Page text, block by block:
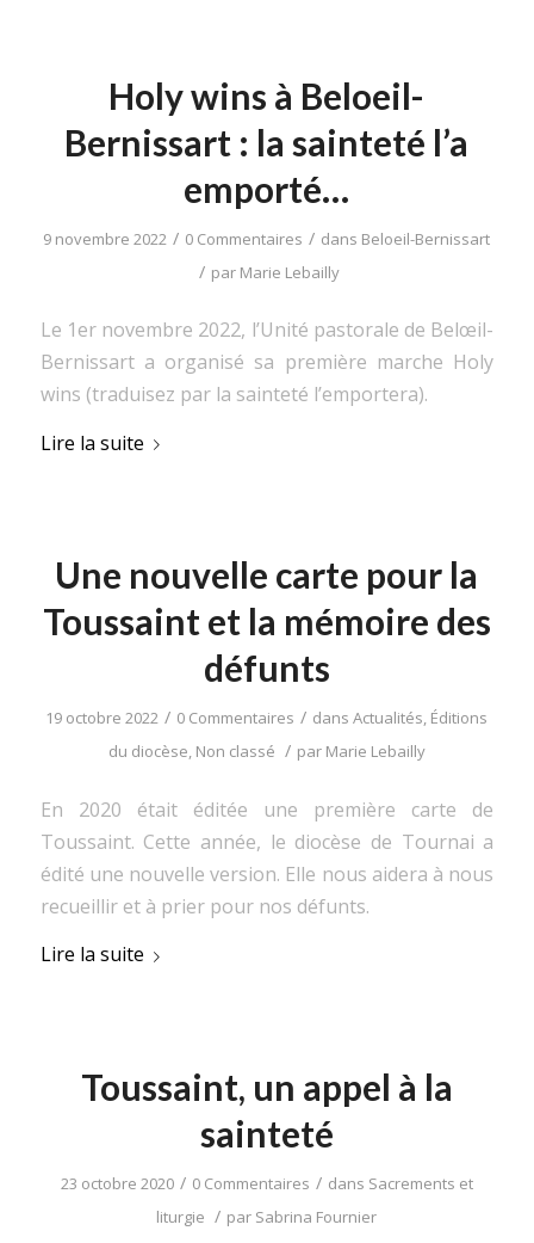
Holy wins à Beloeil-
Bernissart : la sainteté l’a
emporté…
9 novembre 2022 / 0 Commentaires / dans Beloeil-Bernissart
/ par Marie Lebailly
Le 1er novembre 2022, l’Unité pastorale de Belœil-
Bernissart a organisé sa première marche Holy
wins (traduisez par la sainteté l’emportera).
Lire la suite
Une nouvelle carte pour la
Toussaint et la mémoire des
défunts
19 octobre 2022 / 0 Commentaires / dansActualités, Éditions
du diocèse, Non classé / par Marie Lebailly
En 2020 était éditée une première carte de
Toussaint. Cette année, le diocèse de Tournai a
édité une nouvelle version. Elle nous aidera à nous
recueillir et à prier pour nos défunts.
Lire la suite
Toussaint, un appel à la
sainteté
23 octobre 2020 / 0 Commentaires / dans Sacrements et
liturgie / par Sabrina Fournier